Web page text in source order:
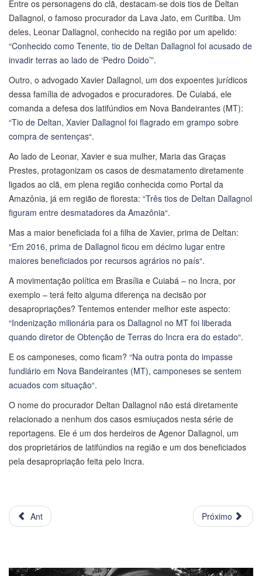
Entre os personagens do clã, destacam-se dois tios de Deltan
Dallagnol, o famoso procurador da Lava Jato, em Curitiba. Um
deles, Leonar Dallagnol, conhecido na região por um apelido:
“Conhecido como Tenente, tio de Deltan Dallagnol foi acusado de
invadir terras ao lado de ‘Pedro Doido’”.
Outro, o advogado Xavier Dallagnol, um dos expoentes jurídicos
dessa família de advogados e procuradores. De Cuiabá, ele
comanda a defesa dos latifúndios em Nova Bandeirantes (MT):
“Tio de Deltan, Xavier Dallagnol foi flagrado em grampo sobre
compra de sentenças“.
Ao lado de Leonar, Xavier e sua mulher, Maria das Graças
Prestes, protagonizam os casos de desmatamento diretamente
ligados ao clã, em plena região conhecida como Portal da
Amazônia, já em região de floresta: “Três tios de Deltan Dallagnol
figuram entre desmatadores da Amazônia“.
Mas a maior beneficiada foi a filha de Xavier, prima de Deltan:
“Em 2016, prima de Dallagnol ficou em décimo lugar entre
maiores beneficiados por recursos agrários no país“.
A movimentação política em Brasília e Cuiabá – no Incra, por
exemplo – terá feito alguma diferença na decisão por
desapropriações? Tentemos entender melhor este aspecto:
“Indenização milionária para os Dallagnol no MT foi liberada
quando diretor de Obtenção de Terras do Incra era do estado“.
E os camponeses, como ficam? “Na outra ponta do impasse
fundiário em Nova Bandeirantes (MT), camponeses se sentem
acuados com situação“.
O nome do procurador Deltan Dallagnol não está diretamente
relacionado a nenhum dos casos esmiuçados nesta série de
reportagens. Ele é um dos herdeiros de Agenor Dallagnol, um
dos proprietários de latifúndios na região e um dos beneficiados
pela desapropriação feita pelo Incra.
Ant Próximo